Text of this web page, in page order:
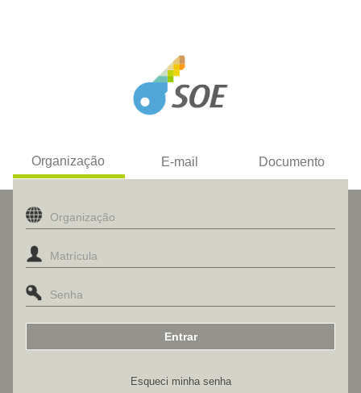
Organização E-mail Documento
Esqueci minha senha